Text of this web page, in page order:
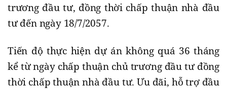
trương đầu tư, đồng thời chấp thuận nhà đầu
tư đến ngày 18/7/2057.
Tiến độ thực hiện dự án không quá 36 tháng
kể từ ngày chấp thuận chủ trương đầu tư đồng
thời chấp thuận nhà đầu tư. Ưu đãi, hỗ trợ đầu